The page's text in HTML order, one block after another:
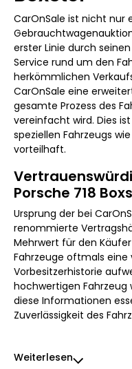
CarOnSale ist nicht nur
erster Linie durch
Service rund um den
herkömmlichen
CarOnSale eine
gesamte Prozess des
vereinfacht wird. Dies
speziellen Fahrzeugs
vorteilhaft.
Porsche 718
Ursprung der bei
renommierte
Mehrwert für den
Fahrzeuge oftmals eine
Vorbesitzerhistorie
hochwertigen Fahrzeug
diese Informationen
Zuverlässigkeit des
Weiterlesen